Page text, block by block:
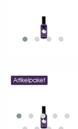
Artikelpaket